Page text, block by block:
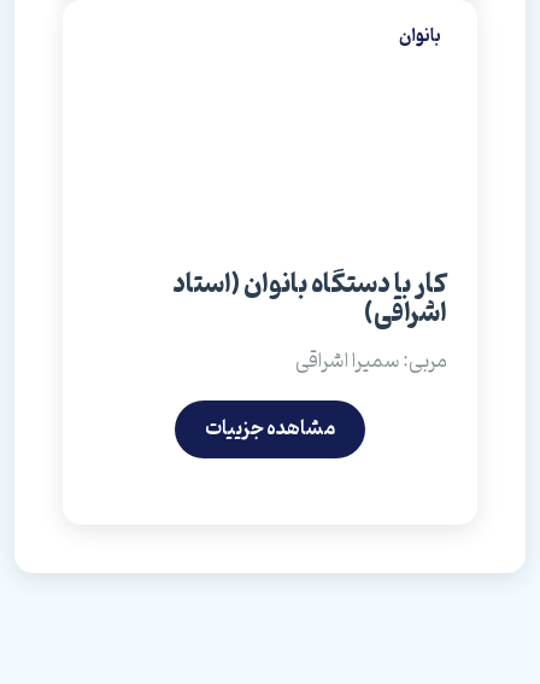
بانوان
کار با دستگاه بانوان (استاد
اشراقی)
مربی: سمیرا اشراقی
مشاهده جزییات